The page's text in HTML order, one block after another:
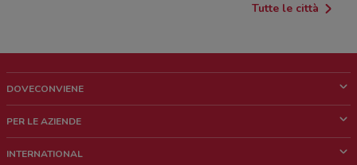
Tutte le città
DOVECONVIENE
Chi siamo
PER LE AZIENDE
INTERNATIONAL